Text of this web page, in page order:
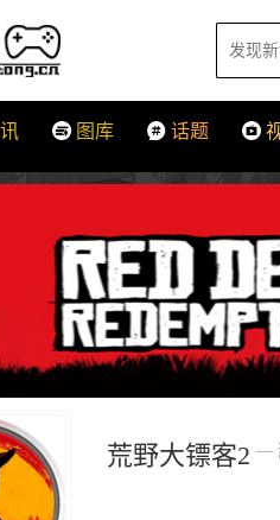
图库 话题
荒野大镖客2 —